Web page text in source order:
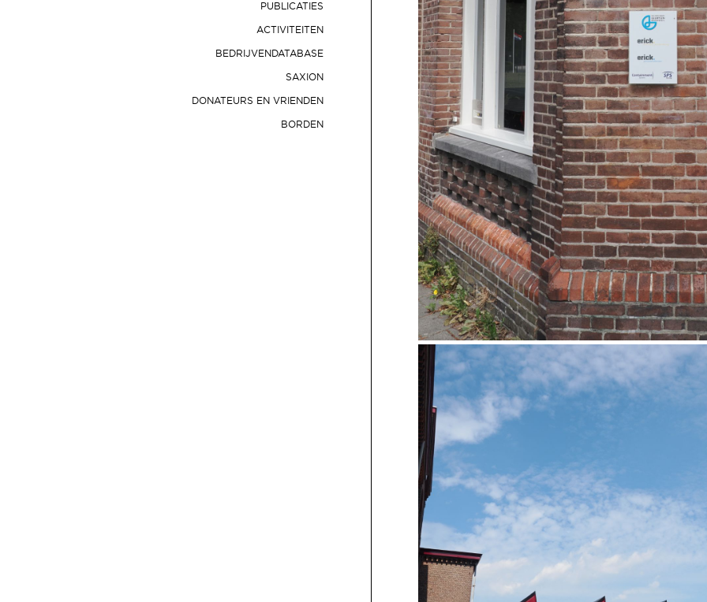
PUBLICATIES
ACTIVITEITEN
BEDRIJVENDATABASE
SAXION
DONATEURS EN VRIENDEN
BORDEN